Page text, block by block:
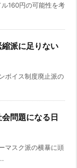
160円の可能性を考
派に足りない
ボイス制度廃止派の
問題になる日
マスク派の横暴に頭